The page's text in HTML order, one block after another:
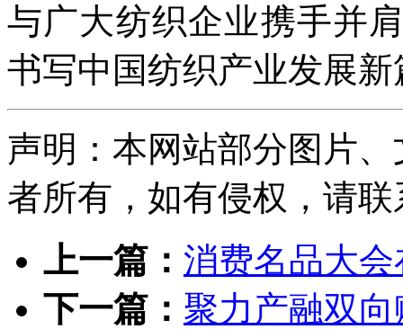
与广大纺织企业携手并
书写中国纺织产业发展
声明：本网站部分图片
者所有，如有侵权，请联
上一篇： 消费名品大
下一篇： 聚力产融双